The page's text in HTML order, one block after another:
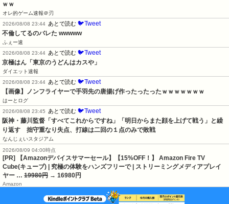
ｗｗ
オレ的ゲーム速報＠刃
2026/08/08 23:44 あとで読む 🐦Tweet
不倫してるのバレた wwwww
ふぇー速
2026/08/08 23:44 あとで読む 🐦Tweet
京極はん「東京のうどんはカスや」
ダイエット速報
2026/08/08 23:44 あとで読む 🐦Tweet
【画像】ノンフライヤーで手羽先の唐揚げ作ったったったｗｗｗｗｗｗｗ
はーとログ
2026/08/08 23:45 あとで読む 🐦Tweet
阪神・藤川監督「すべてこれからですね」「明日からまた顔を上げて戦う」と繰
り返す　拙守重なり失点、打線は二回の１点のみで敗戦
なんじぇいスタジアム
2026/08/09 04:00時点
[PR] 【Amazonデバイスサマーセール】【15%OFF！】 Amazon Fire TV
Cube(キューブ) | 究極の体験をハンズフリーで | ストリーミングメディアプレイ
ヤー … 19980円 → 16980円
Amazon